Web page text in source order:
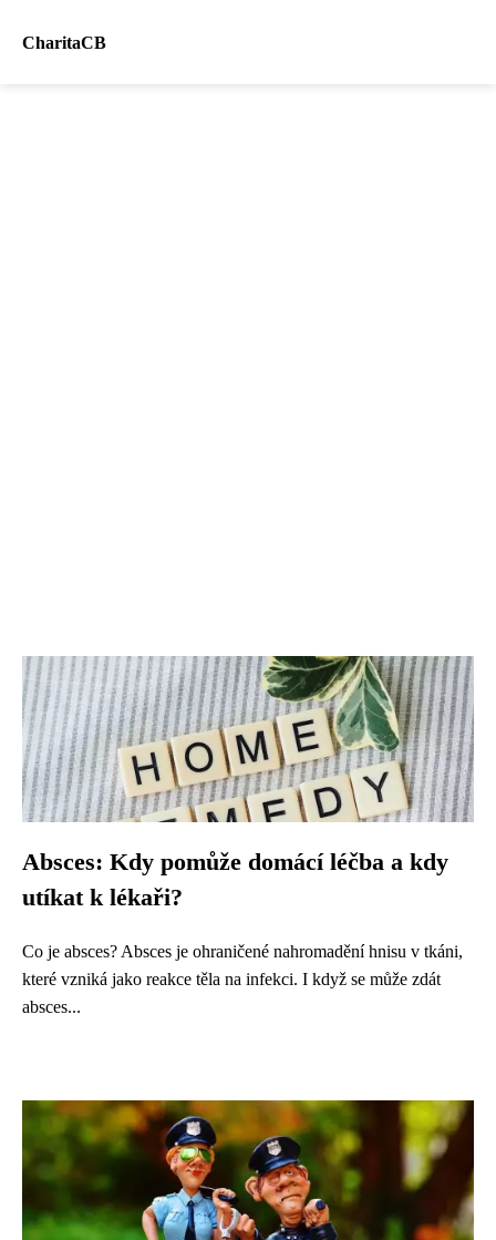
CharitaCB
Absces: Kdy pomůže domácí léčba a kdy
utíkat k lékaři?
Co je absces? Absces je ohraničené nahromadění hnisu v tkáni,
které vzniká jako reakce těla na infekci. I když se může zdát
absces...